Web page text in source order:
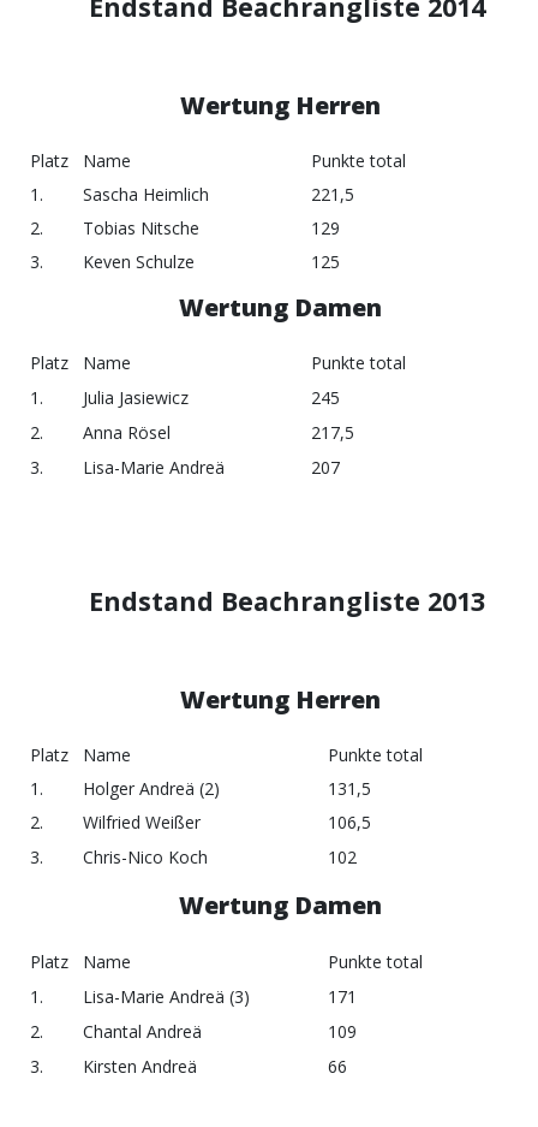
Wertung Herren
Platz Name
Punkte total
1.
Sascha Heimlich
221,5
2.
Tobias Nitsche
129
3.
Keven Schulze 125
Wertung Damen
Platz Name
Punkte total
1.
Julia Jasiewicz
245
2.
Anna Rösel
217,5
3.
Lisa-Marie Andreä 207
Endstand Beachrangliste 2013
Wertung Herren
Platz Name
Punkte total
1.
Holger Andreä (2)
131,5
2.
Wilfried Weißer
106,5
3.
Chris-Nico Koch 102
Wertung Damen
Platz Name
Punkte total
1.
Lisa-Marie Andreä (3)
171
2.
Chantal Andreä
109
3.
Kirsten Andreä 66